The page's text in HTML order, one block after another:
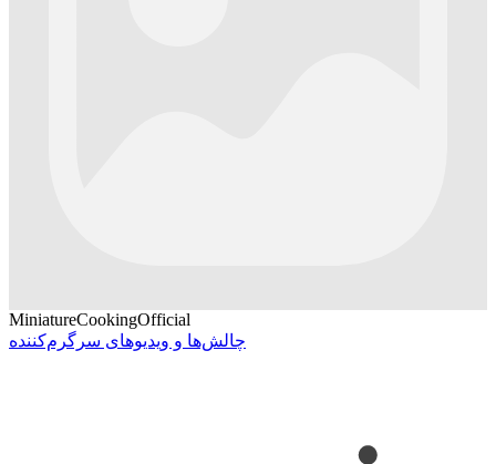
MiniatureCookingOfficial
چالش‌ها و ویدیوهای سرگرم‌کننده